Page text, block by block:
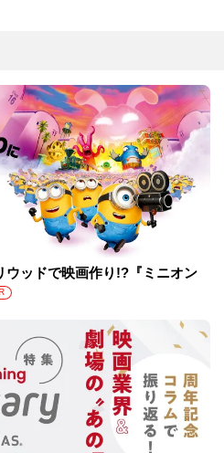
ウッドで映画作り!?『ミニオン